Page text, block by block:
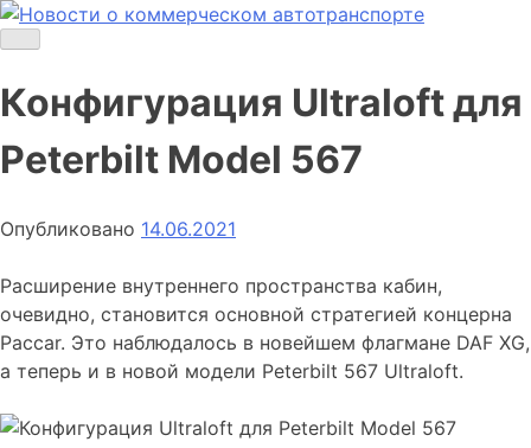
Skip
автомобилях и спецтехнике
Конфигурация Ultraloft для
Peterbilt Model 567
Опубликовано 14.06.2021
Расширение внутреннего пространства кабин,
очевидно, становится основной стратегией концерна
Paccar. Это наблюдалось в новейшем флагмане DAF XG,
а теперь и в новой модели Peterbilt 567 Ultraloft.